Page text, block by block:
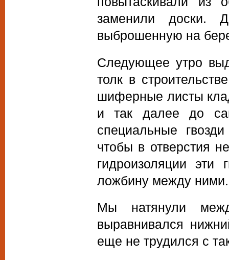
заменили доски.
выброшенную на
Следующее утро
толк в
шиферные листы
и так далее до
специальные
чтобы в отверстия
гидроизоляции
ложбину между ними.
Мы натянули
выравнивался
еще не трудился с